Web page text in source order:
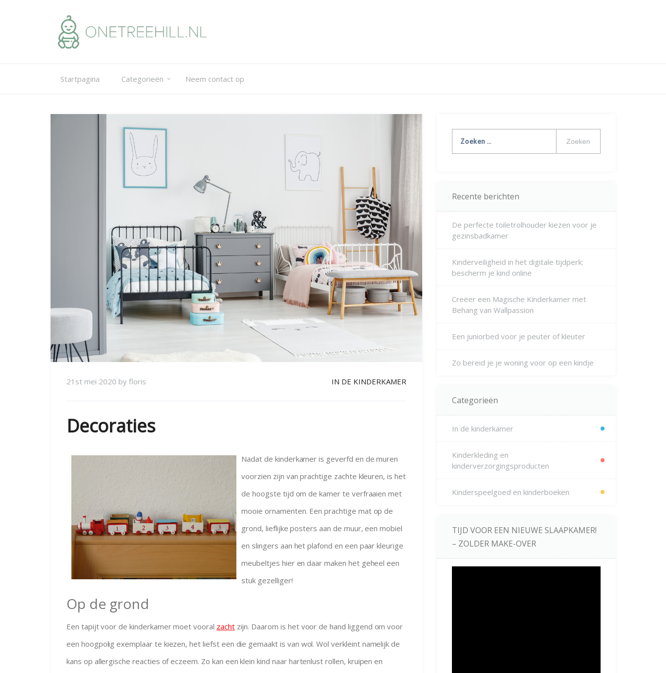
Startpagina Categorieën Neem contact op
21st mei 2020 by floris IN DE KINDERKAMER
Decoraties
Nadat de kinderkamer is geverfd en de muren
voorzien zijn van prachtige zachte kleuren, is het
de hoogste tijd om de kamer te verfraaien met
mooie ornamenten. Een prachtige mat op de
grond, lieflijke posters aan de muur, een mobiel
en slingers aan het plafond en een paar kleurige
meubeltjes hier en daar maken het geheel een
stuk gezelliger!
Op de grond
Een tapijt voor de kinderkamer moet vooral zachtzijn. Daarom is het voor de hand liggend om voor
een hoogpolig exemplaar te kiezen, het liefst een die gemaakt is van wol. Wol verkleint namelijk de
kans op allergische reacties of eczeem. Zo kan een klein kind naar hartenlust rollen, kruipen en
naar:
Recente berichten
De perfecte toiletrolhouder kiezen voor je
gezinsbadkamer
Kinderveiligheid in het digitale tijdperk:
bescherm je kind online
Creëer een Magische Kinderkamer met
Behang van Wallpassion
Een juniorbed voor je peuter of kleuter
Zo bereid je je woning voor op een kindje
Categorieën
In de kinderkamer
Kinderkleding en
kinderverzorgingsproducten
Kinderspeelgoed en kinderboeken
TIJD VOOR EEN NIEUWE SLAAPKAMER!
– ZOLDER MAKE-OVER